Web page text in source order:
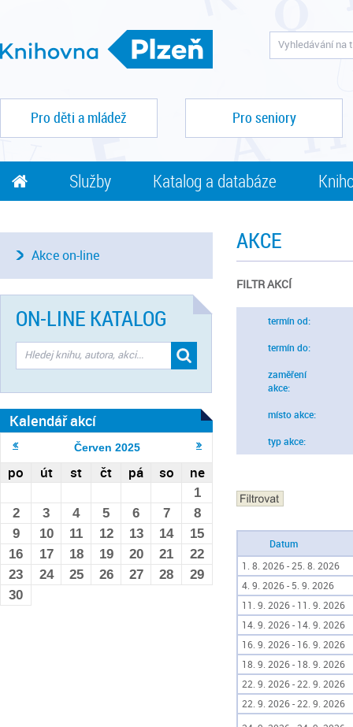
Pro děti a mládež Pro seniory
Služby Katalog a databáze
AKCE
FILTR AKCÍ
termín od:
termín do:
zaměření
akce:
místo akce:
typ akce:
Datum
1. 8. 2026 - 25. 8. 2026
4. 9. 2026 - 5. 9. 2026
11. 9. 2026 - 11. 9. 2026
14. 9. 2026 - 14. 9. 2026
16. 9. 2026 - 16. 9. 2026
18. 9. 2026 - 18. 9. 2026
22. 9. 2026 - 22. 9. 2026
22. 9. 2026 - 22. 9. 2026
Akce on-line
ON-LINE KATALOG
Kalendář akcí
Červen 2025
po út st čt pá so ne
1
2
3 4 5 6 7
8
9
10 11 12 13 14
15
16
17 18 19 20 21
22
23
24 25 26 27 28
29
30